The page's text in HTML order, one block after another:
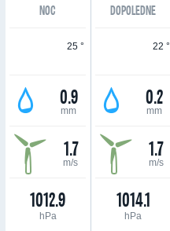
NOC DOPOLEDNE
25 °
0.9
mm
1.7
m/s
1012.9
hPa
22 °
0.2
mm
1.7
m/s
1014.1
hPa